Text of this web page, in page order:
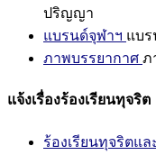
ปริญญา
แบรนด์จุฬาฯ แบร
ภาพบรรยากาศ ภ
แจ้งเรื่องร้องเรียนทุจริต
ร้องเรียนทุจริตแ